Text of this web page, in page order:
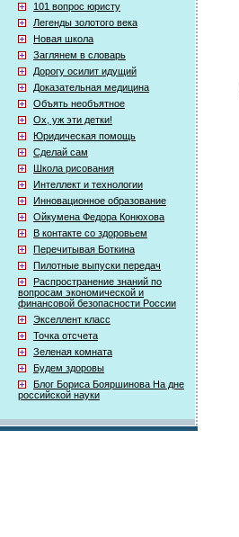
101 вопрос юристу
Легенды золотого века
Новая школа
Заглянем в словарь
Дорогу осилит идущий
Доказательная медицина
Объять необъятное
Ох, уж эти детки!
Юридическая помощь
Сделай сам
Школа рисования
Интеллект и технологии
Инновационное образование
Ойкумена Федора Конюхова
В контакте со здоровьем
Перечитывая Боткина
Пилотные выпуски передач
Распространение знаний по
вопросам экономической и
финансовой безопасности России
Экселлент класс
Точка отсчета
Зеленая комната
Будем здоровы
Блог Бориса Бояршинова На дне
российской науки